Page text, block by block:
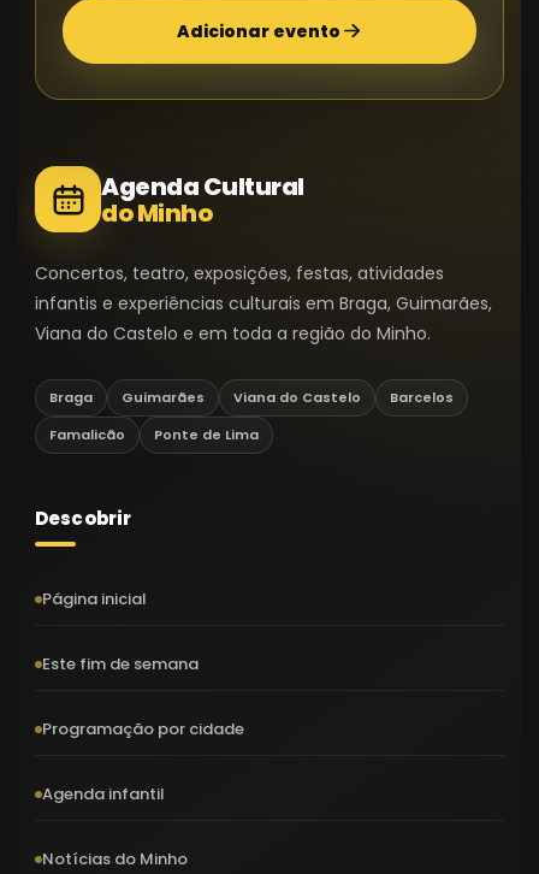
Adicionar evento
Agenda Cultural
do Minho
Concertos, teatro, exposições, festas, atividades
infantis e experiências culturais em Braga, Guimarães,
Viana do Castelo e em toda a região do Minho.
Braga Guimarães Viana do Castelo
Barcelos
Famalicão
Ponte de Lima
Descobrir
Página inicial
Este fim de semana
Programação por cidade
Agenda infantil
Notícias do Minho